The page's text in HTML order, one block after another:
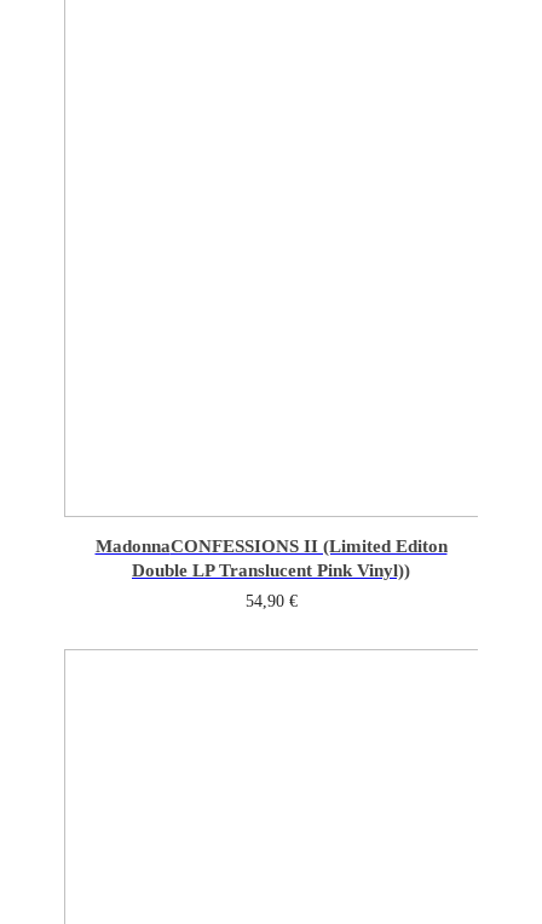
MadonnaCONFESSIONS II (Limited Editon
Double LP Translucent Pink Vinyl))
54,90 €